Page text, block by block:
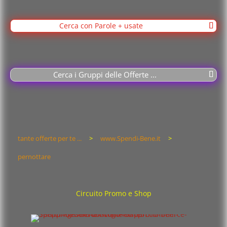
Cerca con Parole + usate
Cerca i Gruppi delle Offerte ...
tante offerte per te ... > www.Spendi-Bene.it
>
pernottare
Circuito Promo e Shop